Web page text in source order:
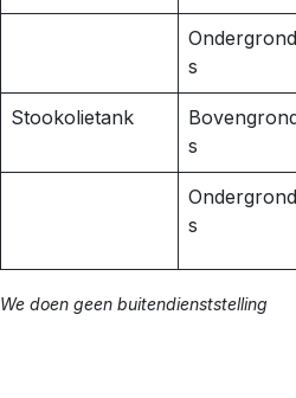
Ondergrond
s
Stookolietank
s
Ondergrond
s
We doen geen buitendienststelling